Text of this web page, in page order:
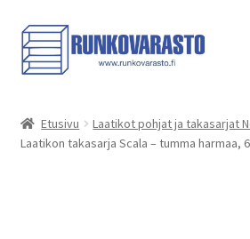
Siirry
navigointiin
Siirry
sisältöön
Kauppa
Etusivu Laatikot pohjat ja takasarjat
Laatikon takasarja Scala – tumma harmaa,